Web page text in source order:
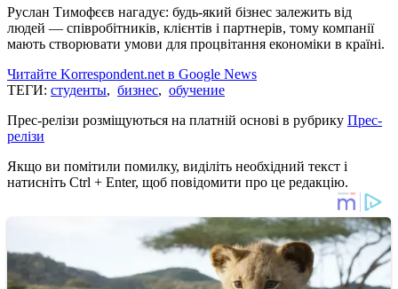
Руслан Тимофєєв нагадує: будь-який бізнес залежить від
людей — співробітників, клієнтів і партнерів, тому компанії
мають створювати умови для процвітання економіки в країні.
Читайте Korrespondent.net в Google News
ТЕГИ: студенты, бизнес, обучение
Прес-релізи розміщуються на платній основі в рубрику Прес-
релізи
Якщо ви помітили помилку, виділіть необхідний текст і
натисніть Ctrl + Enter, щоб повідомити про це редакцію.